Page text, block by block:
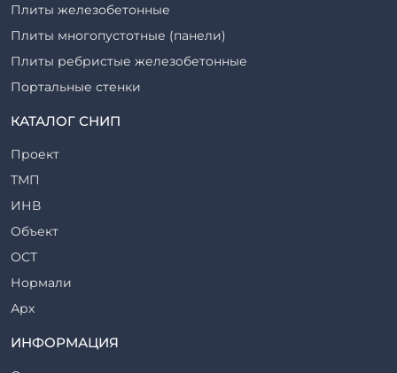
Плиты железобетонные
Плиты многопустотные (панели)
Плиты ребристые железобетонные
Портальные стенки
Ригели железобетонные
Сваи железобетонные
Стеновые блоки
Стойки железобетонные
Столбы железобетонные
Закладные детали
Трубы железобетонные
Утяжелители железобетонные
Фермы железобетонные
КАТАЛОГ СНИП
Проект
ТМП
ИНВ
Объект
ОСТ
Нормали
Арх
ИНФОРМАЦИЯ